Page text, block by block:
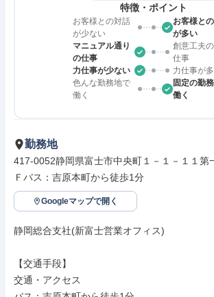
特徴・ポイント
お客様との対話
が少ない
お客様と
が多い
マニュアル通り
の仕事
創意工夫
仕事
力仕事が少ない
力仕事が
色んな勤務地で
働く
固定の勤
働く
勤務地
417-0052静岡県富士市中央町１－１－１１第
Ｆバス：吉原本町から徒歩1分
Googleマップで開く
静岡総合支社(新富士営業オフィス)
【交通手段】
交通・アクセス